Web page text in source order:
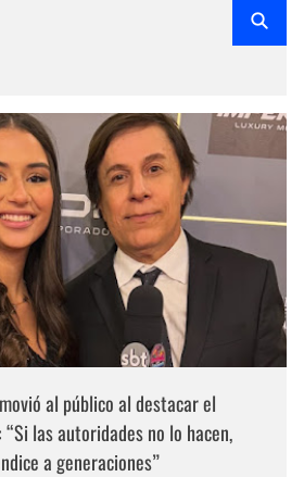
al público al destacar el
las autoridades no lo hacen,
a generaciones”